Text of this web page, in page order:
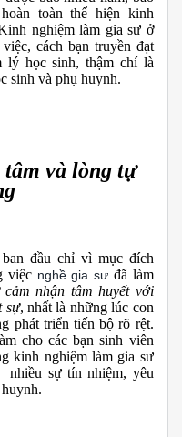
toàn thể hiện kinh
nghiệm làm gia sư ở
cách bạn truyền đạt
lý học sinh, thậm chí là
sinh và phụ huynh.
và lòng tự
đầu chỉ vì mục đích
việcnghề gia sư đã làm
cảm nhận tâm huyết với
sự, nhất là những lúc con
phát triển tiến bộ rõ rệt.
cho các bạn sinh viên
kinh nghiệm làm gia sư
nhiều sự tín nhiệm, yêu